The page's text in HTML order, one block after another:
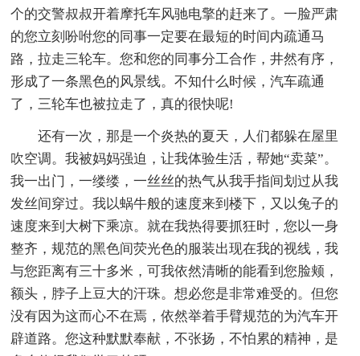
个的交警叔叔开着摩托车风驰电擎的赶来了。一脸严肃
的您立刻吩咐您的同事一定要在最短的时间内疏通马
路，拉走三轮车。您和您的同事分工合作，井然有序，
形成了一条黑色的风景线。不知什么时候，汽车疏通
了，三轮车也被拉走了，真的很快呢!
还有一次，那是一个炎热的夏天，人们都躲在屋里
吹空调。我被妈妈强迫，让我体验生活，帮她“卖菜”。
我一出门，一缕缕，一丝丝的热气从我手指间划过从我
发丝间穿过。我以蜗牛般的速度来到楼下，又以兔子的
速度来到大树下乘凉。就在我热得要抓狂时，您以一身
整齐，规范的黑色间荧光色的服装出现在我的视线，我
与您距离有三十多米，可我依然清晰的能看到您脸颊，
额头，脖子上豆大的汗珠。想必您是非常难受的。但您
没有因为这而心不在焉，依然举着手臂规范的为汽车开
辟道路。您这种默默奉献，不张扬，不怕累的精神，是